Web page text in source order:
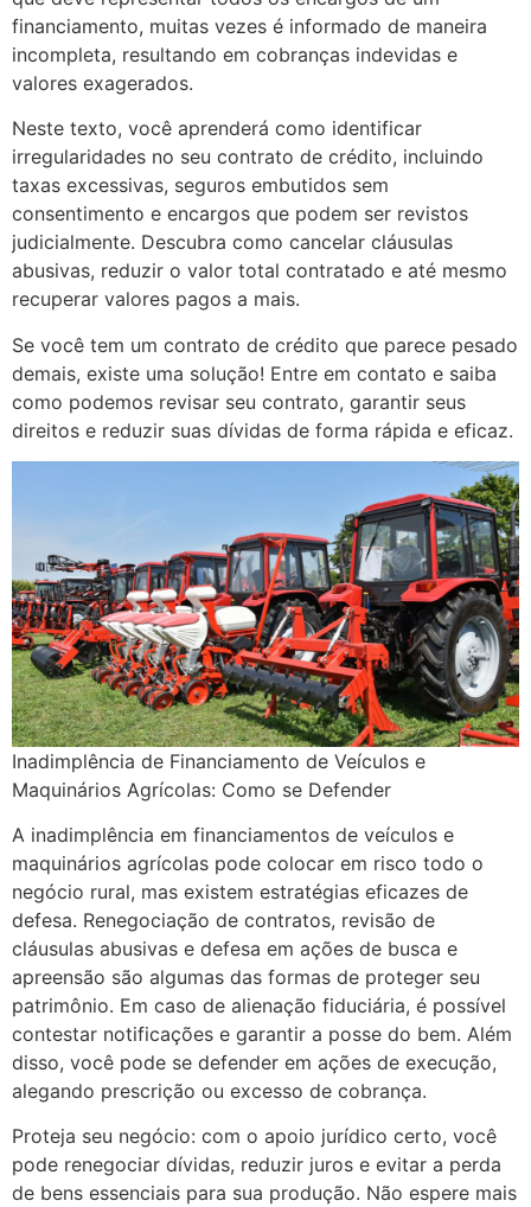
financiamento, muitas vezes é informado de maneira
incompleta, resultando em cobranças indevidas e
valores exagerados.
Neste texto, você aprenderá como identificar
irregularidades no seu contrato de crédito, incluindo
taxas excessivas, seguros embutidos sem
consentimento e encargos que podem ser revistos
judicialmente. Descubra como cancelar cláusulas
abusivas, reduzir o valor total contratado e até mesmo
recuperar valores pagos a mais.
Se você tem um contrato de crédito que parece pesado
demais, existe uma solução! Entre em contato e saiba
como podemos revisar seu contrato, garantir seus
direitos e reduzir suas dívidas de forma rápida e eficaz.
Inadimplência de Financiamento de Veículos e
Maquinários Agrícolas: Como se Defender
A inadimplência em financiamentos de veículos e
maquinários agrícolas pode colocar em risco todo o
negócio rural, mas existem estratégias eficazes de
defesa. Renegociação de contratos, revisão de
cláusulas abusivas e defesa em ações de busca e
apreensão são algumas das formas de proteger seu
patrimônio. Em caso de alienação fiduciária, é possível
contestar notificações e garantir a posse do bem. Além
disso, você pode se defender em ações de execução,
alegando prescrição ou excesso de cobrança.
Proteja seu negócio: com o apoio jurídico certo, você
pode renegociar dívidas, reduzir juros e evitar a perda
de bens essenciais para sua produção. Não espere mais